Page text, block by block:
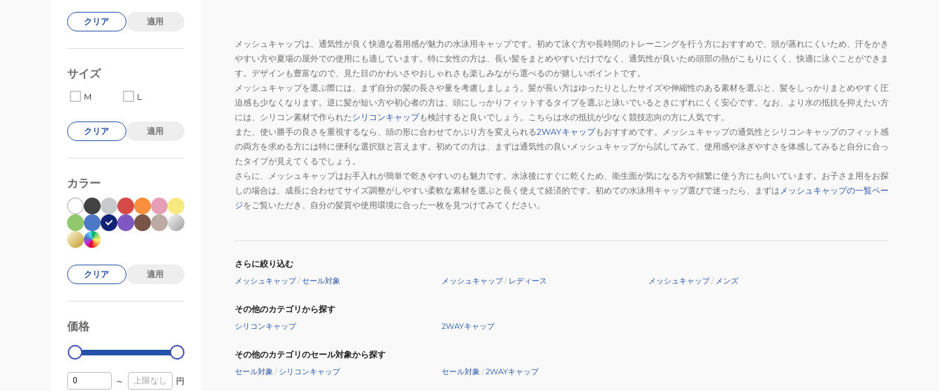
メッシュキャップは、通気性が良く快適な着用感が魅力の水泳用キャップです。初めて泳ぐ方や長時間のトレーニングを行う方におすすめで、頭が蒸れにくいため、汗をかき
やすい方や夏場の屋外での使用にも適しています。特に女性の方は、長い髪をまとめやすいだけでなく、通気性が良いため頭部の熱がこもりにくく、快適に泳ぐことができま
す。デザインも豊富なので、見た目のかわいさやおしゃれさも楽しみながら選べるのが嬉しいポイントです。
メッシュキャップを選ぶ際には、まず自分の髪の長さや量を考慮しましょう。髪が長い方はゆったりとしたサイズや伸縮性のある素材を選ぶと、髪をしっかりまとめやすく圧
迫感も少なくなります。逆に髪が短い方や初心者の方は、頭にしっかりフィットするタイプを選ぶと泳いでいるときにずれにくく安心です。なお、より水の抵抗を抑えたい方
には、シリコン素材で作られたシリコンキャップも検討すると良いでしょう。こちらは水の抵抗が少なく競技志向の方に人気です。
また、使い勝手の良さを重視するなら、頭の形に合わせてかぶり方を変えられる2WAYキャップもおすすめです。メッシュキャップの通気性とシリコンキャップのフィット感
の両方を求める方には特に便利な選択肢と言えます。初めての方は、まずは通気性の良いメッシュキャップから試してみて、使用感や泳ぎやすさを体感してみると自分に合っ
たタイプが見えてくるでしょう。
さらに、メッシュキャップはお手入れが簡単で乾きやすいのも魅力です。水泳後にすぐに乾くため、衛生面が気になる方や頻繁に使う方にも向いています。お子さま用をお探
しの場合は、成長に合わせてサイズ調整がしやすい柔軟な素材を選ぶと長く使えて経済的です。初めての水泳用キャップ選びで迷ったら、まずは メッシュキャップの一覧ペー
ジをご覧いただき、自分の髪質や使用環境に合った一枚を見つけてみてください。
さらに絞り込む
メッシュキャップ/セール対象 メッシュキャップ/ レディース メッシュキャップ/ メンズ
その他のカテゴリから探す
シリコンキャップ 2WAYキャップ
その他のカテゴリのセール対象から探す
セール対象 / シリコンキャップ セール対象 /2WAYキャップ
クリア 適用
サイズ
M L
クリア 適用
カラー
クリア 適用
価格
0
～ 円